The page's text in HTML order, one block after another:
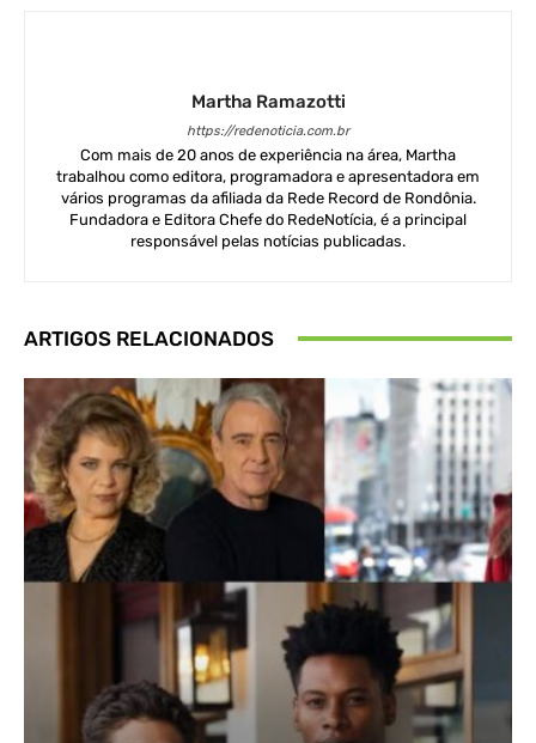
Martha Ramazotti
https://redenoticia.com.br
Com mais de 20 anos de experiência na área, Martha
trabalhou como editora, programadora e apresentadora em
vários programas da afiliada da Rede Record de Rondônia.
Fundadora e Editora Chefe do RedeNotícia, é a principal
responsável pelas notícias publicadas.
ARTIGOS RELACIONADOS